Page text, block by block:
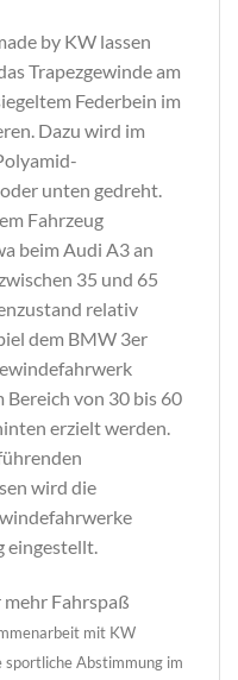
by KW lassen
Trapezgewinde am
Federbein im
Dazu wird im
unten gedreht.
Fahrzeug
beim Audi A3 an
35 und 65
relativ
dem BMW 3er
von 30 bis 60
erzielt werden.
wird die
eingestellt.
Fahrspaß
mit KW
Abstimmung im